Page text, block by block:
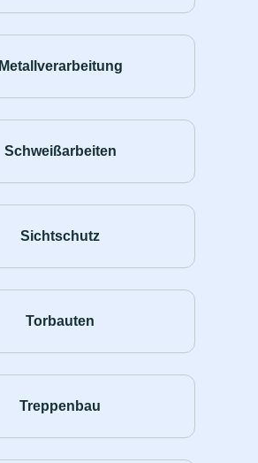
Metallverarbeitung
Schweißarbeiten
Sichtschutz
Torbauten
Treppenbau